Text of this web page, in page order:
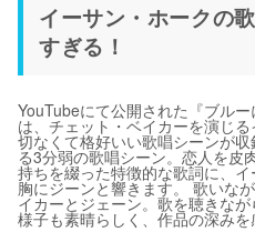
イーサン・ホークの
すぎる！
YouTubeにて公開された『ブル
は、チェット・ベイカーを演じ
切なくて格好いい歌唱シーンが
る3分弱の歌唱シーン。恋人を皮
持ちを綴った特徴的な歌詞に、
胸にジーンと響きます。 歌いな
イカーとジェーン。歌を聴きな
様子も素晴らしく、作品の深みを